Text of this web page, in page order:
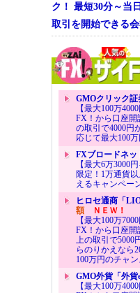
ク！ 最短30分～当
取引を開始できる
GMOクリック証
【最大100万
FX！から口座開
の取引で4000円
応じて最大100
FXブロードネッ
【最大6万3000
限定！1万通貨
えるキャンペー
ヒロセ通商「
額ＮＥＷ！
【最大100万
FX！から口座開
上の取引で5000
らのりかえなら
100万円のチャン
GMO外貨「外貨
【最大100万